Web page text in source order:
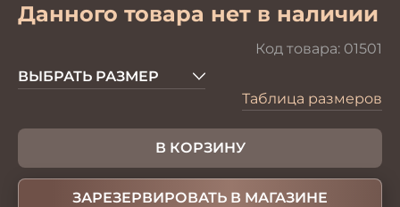
Данного товара нет в наличии
Код товара: 01501
ВЫБРАТЬ РАЗМЕР
Таблица размеров
В КОРЗИНУ
ЗАРЕЗЕРВИРОВАТЬ В МАГАЗИНЕ